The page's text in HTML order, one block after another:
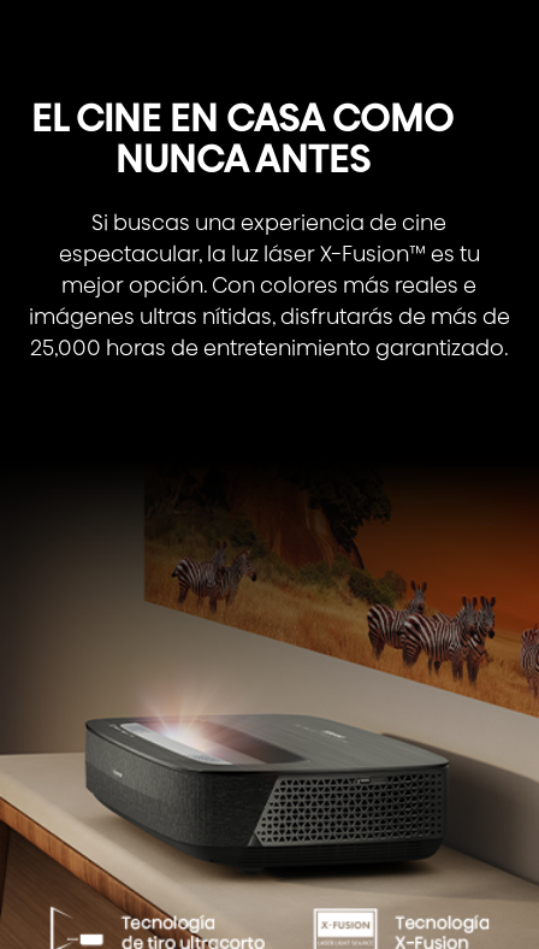
EL CINE EN CASA COMO
NUNCA ANTES
Si buscas una experiencia de cine
espectacular, la luz láser X-Fusion™ es tu
mejor opción. Con colores más reales e
imágenes ultras nítidas, disfrutarás de más de
25,000 horas de entretenimiento garantizado.